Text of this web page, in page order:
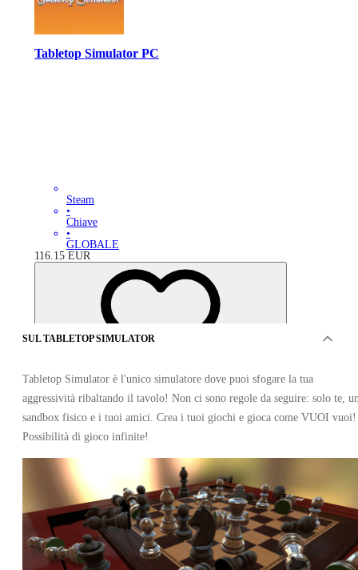
Tabletop Simulator PC
Steam
•
Chiave
•
GLOBALE
116.15 EUR
12 esauriti 12 articoli
SUL TABLETOP SIMULATOR
Tabletop Simulator è l'unico simulatore dove puoi sfogare la tua
aggressività ribaltando il tavolo! Non ci sono regole da seguire: solo te,
sandbox fisico e i tuoi amici. Crea i tuoi giochi e gioca come VUOI vuoi!
Possibilità di gioco infinite!